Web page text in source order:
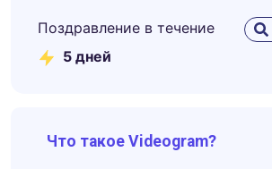
Поздравление в течение
5 дней
Что такое Videogram?